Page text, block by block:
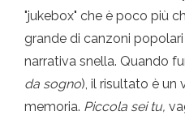
"jukebox" che è poco più
grande di canzoni
narrativa snella. Quando
da sogno), il risultato è un
memoria. Piccola sei tu,